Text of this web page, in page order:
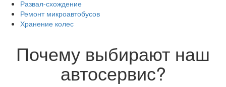
Развал-схождение
Ремонт микроавтобусов
Хранение колес
Почему выбирают наш
автосервис?